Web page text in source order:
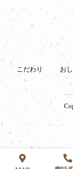
こだわり お